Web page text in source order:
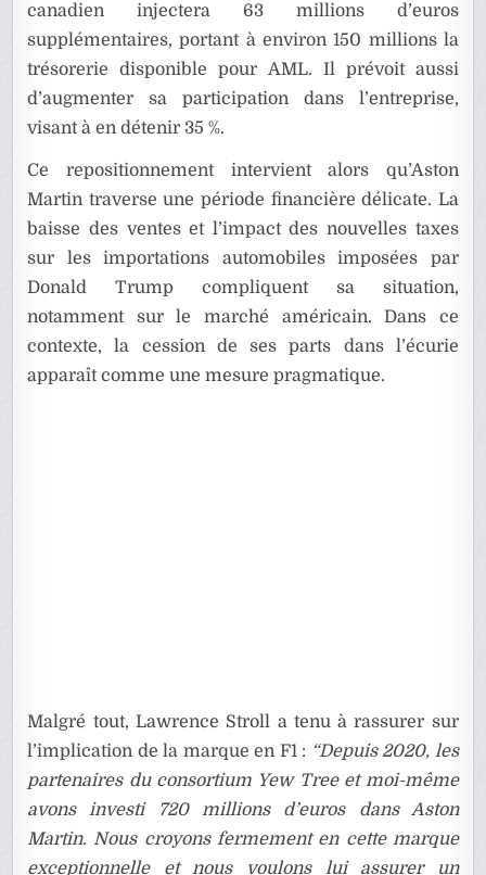
canadien injectera 63 millions d’euros
supplémentaires, portant à environ 150 millions la
trésorerie disponible pour AML. Il prévoit aussi
d’augmenter sa participation dans l’entreprise,
visant à en détenir 35 %.
Ce repositionnement intervient alors qu’Aston
Martin traverse une période financière délicate. La
baisse des ventes et l’impact des nouvelles taxes
sur les importations automobiles imposées par
Donald Trump compliquent sa situation,
notamment sur le marché américain. Dans ce
contexte, la cession de ses parts dans l’écurie
apparaît comme une mesure pragmatique.
Malgré tout, Lawrence Stroll a tenu à rassurer sur
l’implication de la marque en F1 : “Depuis 2020, les
partenaires du consortium Yew Tree et moi-même
avons investi 720 millions d’euros dans Aston
Martin. Nous croyons fermement en cette marque
exceptionnelle et nous voulons lui assurer un